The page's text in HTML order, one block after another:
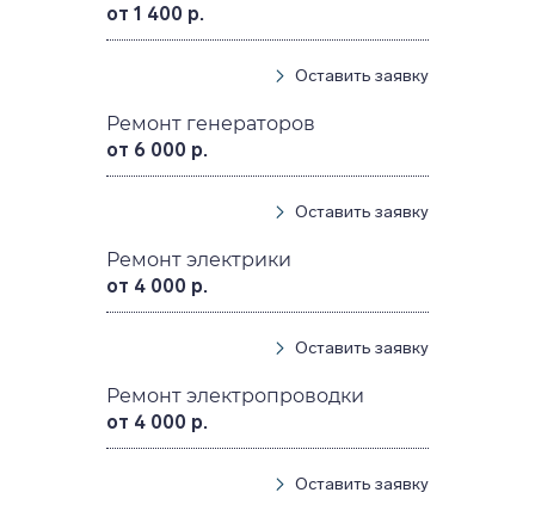
от 1 400 р.
Оставить заявку
Ремонт генераторов
от 6 000 р.
Оставить заявку
Ремонт электрики
от 4 000 р.
Оставить заявку
Ремонт электропроводки
от 4 000 р.
Оставить заявку